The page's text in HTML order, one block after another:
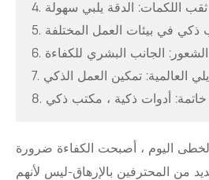
4. ثقب اللكمات: الدقة يلبي سهولة
ذكي في بيئات العمل المختلفة
الشعور: الجانب البشري للكفاءة
ديلي العالمية: تمكين العمل الذكي
8. خاتمة: أدوات ذكية ، مكتب ذكي
اليوم ، أصبحت الكفاءة ضرورة
من المحترفين بالإرهاق-ليس لأنهم